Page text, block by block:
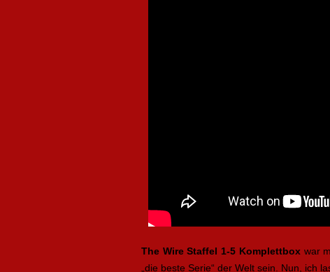
The Wire Staffel 1-5 Komplettboxwar
„die beste Serie“ der Welt sein. Nun, ich